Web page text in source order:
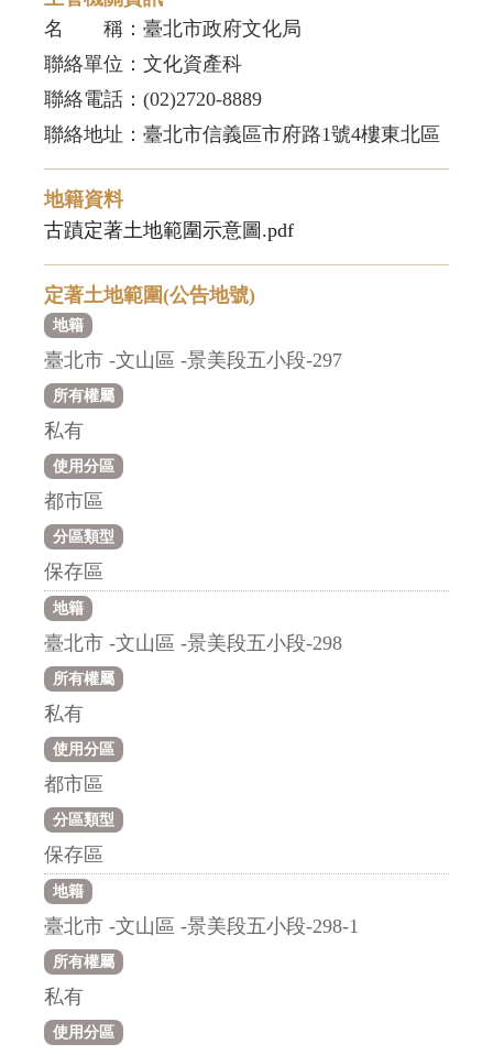
名 稱：臺北市政府文化局
聯絡單位：文化資產科
聯絡電話：(02)2720-8889
聯絡地址：臺北市信義區市府路1號4樓東北區
地籍資料
古蹟定著土地範圍示意圖.pdf
定著土地範圍(公告地號)
地籍
臺北市 -文山區 -景美段五小段-297
所有權屬
私有
使用分區
都市區
分區類型
保存區
地籍
臺北市 -文山區 -景美段五小段-298
所有權屬
私有
使用分區
都市區
分區類型
保存區
地籍
臺北市 -文山區 -景美段五小段-298-1
所有權屬
私有
使用分區